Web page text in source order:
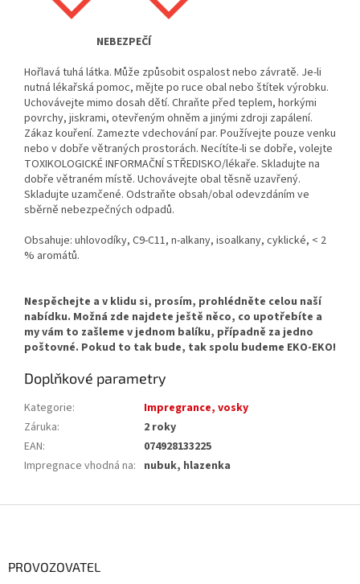
NEBEZPEČÍ
Hořlavá tuhá látka. Může způsobit ospalost nebo závratě. Je-li
nutná lékařská pomoc, mějte po ruce obal nebo štítek výrobku.
Uchovávejte mimo dosah dětí. Chraňte před teplem, horkými
povrchy, jiskrami, otevřeným ohněm a jinými zdroji zapálení.
Zákaz kouření. Zamezte vdechování par. Používejte pouze venku
nebo v dobře větraných prostorách. Necítíte-li se dobře, volejte
TOXIKOLOGICKÉ INFORMAČNÍ STŘEDISKO/lékaře. Skladujte na
dobře větraném místě. Uchovávejte obal těsně uzavřený.
Skladujte uzamčené. Odstraňte obsah/obal odevzdáním ve
sběrně nebezpečných odpadů.
Obsahuje: uhlovodíky, C9-C11, n-alkany, isoalkany, cyklické, < 2
% aromátů.
Nespěchejte a v klidu si, prosím, prohlédněte celou naší
nabídku. Možná zde najdete ještě něco, co upotřebíte a
my vám to zašleme v jednom balíku, případně za jedno
poštovné. Pokud to tak bude, tak spolu budeme EKO-EKO!
Doplňkové parametry
Kategorie:
Impregrance, vosky
Záruka:
2 roky
EAN:
074928133225
Impregnace vhodná na: nubuk, hlazenka
PROVOZOVATEL